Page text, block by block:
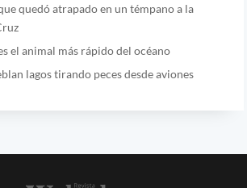
quedó atrapado en un témpano a la
el animal más rápido del océano
lagos tirando peces desde aviones